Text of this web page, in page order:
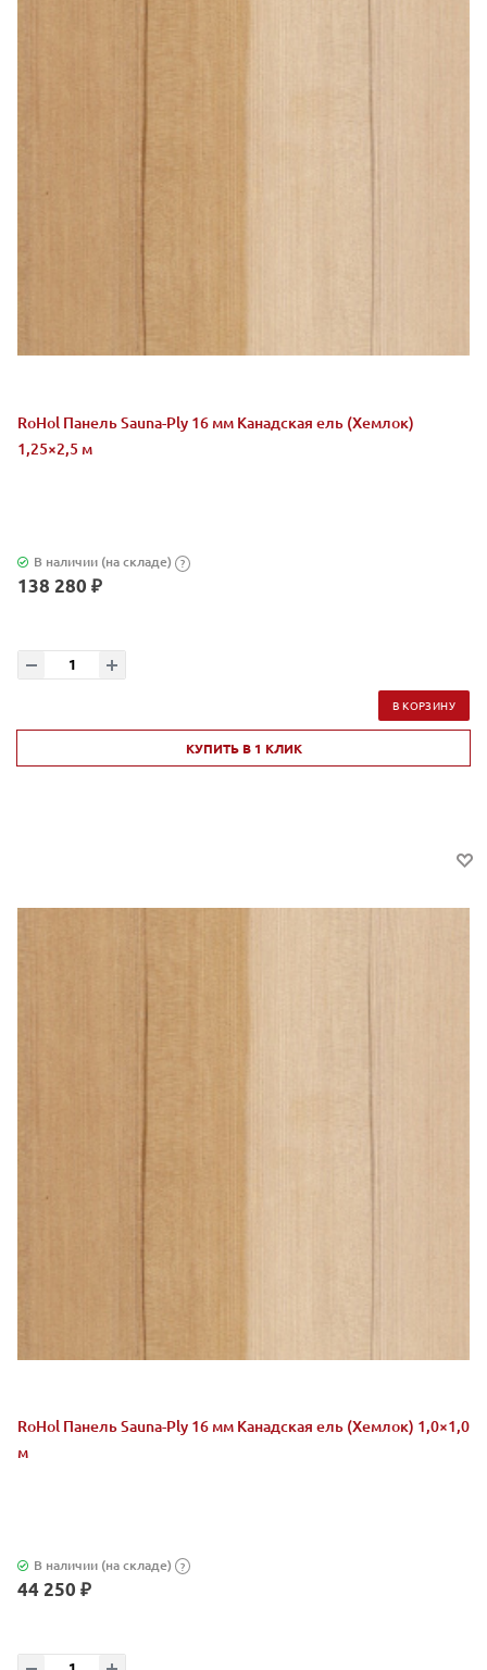
RoHol Панель Sauna-Ply 16 мм Канадская ель (Хемлок)
1,25×2,5 м
В наличии (на складе) ?
138 280 ₽
В КОРЗИНУ
КУПИТЬ В 1 КЛИК
RoHol Панель Sauna-Ply 16 мм Канадская ель (Хемлок) 1,0×1,0
м
В наличии (на складе) ?
44 250 ₽